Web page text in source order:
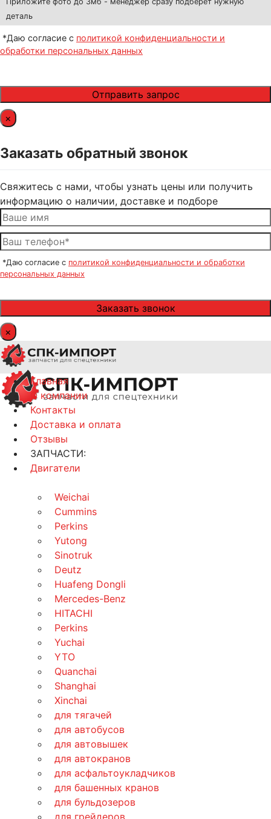
деталь
*Даю согласие с политикой конфиденциальности и
обработки персональных данных
×
Заказать обратный звонок
Свяжитесь с нами, чтобы узнать цены или получить
информацию о наличии, доставке и подборе
*Даю согласие с политикой конфиденциальности и обработки
персональных данных
×
Главная
О компании
Контакты
Доставка и оплата
Отзывы
ЗАПЧАСТИ:
Двигатели
Weichai
Cummins
Perkins
Yutong
Sinotruk
Deutz
Huafeng Dongli
Mercedes-Benz
HITACHI
Perkins
Yuchai
YTO
Quanchai
Shanghai
Xinchai
для тягачей
для автобусов
для автовышек
для автокранов
для асфальтоукладчиков
для башенных кранов
для бульдозеров
для грейдеров